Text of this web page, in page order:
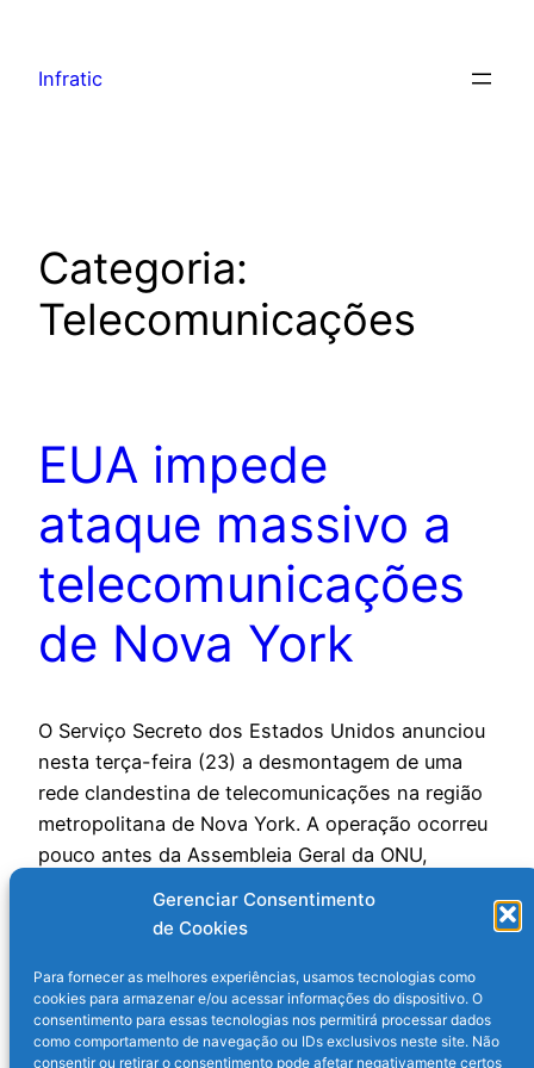
Gerenciar Consentimento
de Cookies
Para fornecer as melhores experiências, usamos tecnologias como
cookies para armazenar e/ou acessar informações do dispositivo. O
consentimento para essas tecnologias nos permitirá processar dados
como comportamento de navegação ou IDs exclusivos neste site. Não
consentir ou retirar o consentimento pode afetar negativamente certos
Infratic
Categoria:
Telecomunicações
EUA impede
ataque massivo a
telecomunicações
de Nova York
O Serviço Secreto dos Estados Unidos anunciou
nesta terça-feira (23) a desmontagem de uma
rede clandestina de telecomunicações na região
metropolitana de Nova York. A operação ocorreu
pouco antes da Assembleia Geral da ONU,
e de governo. Rede que poderia causar um
23 de setembro de 2025